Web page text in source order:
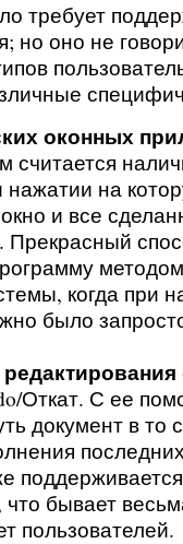
требует
но оно не
оконных
считается
на
и все
Прекрасный
когда при
было
Откат. С ее
документ в то
что бывает
пользователей.